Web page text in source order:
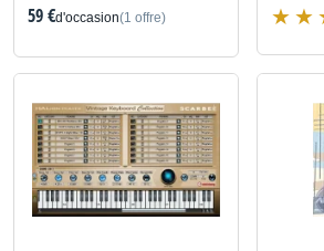
59 €d'occasion(1 offre)